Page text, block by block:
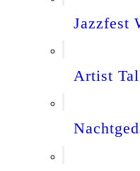
Jazzfest
Artist